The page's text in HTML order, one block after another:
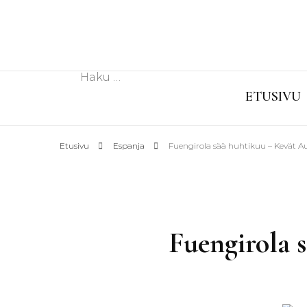
Haku:
ETUSIVU
Etusivu Espanja Fuengirola sää huhtikuu – Kevät
Fuengirola